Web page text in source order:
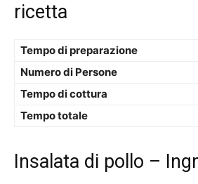
ricetta
Tempo di preparazione
Numero di Persone
Tempo di cottura
Tempo totale
Insalata di pollo –